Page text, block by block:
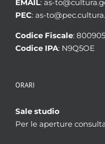
EMAIL: as-
PEC: as-
Codice Fiscale:
Codice IPA: N9Q5OE
ORARI
Sale studio
Per le aperture